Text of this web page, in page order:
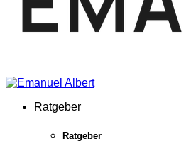
Ratgeber
Ratgeber